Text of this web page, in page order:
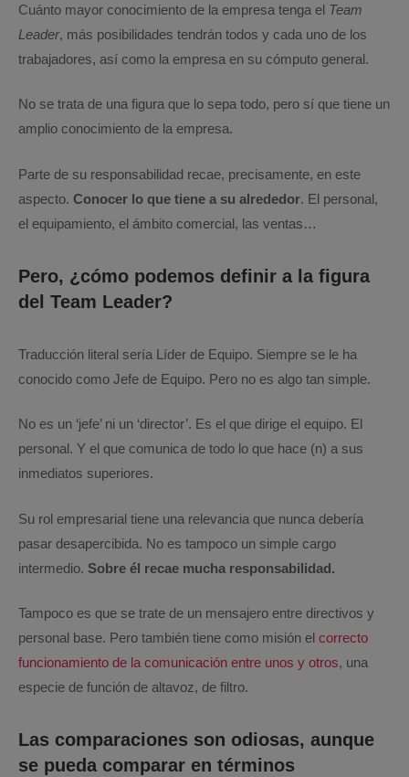
Cuánto mayor conocimiento de la empresa tenga el Team
Leader, más posibilidades tendrán todos y cada uno de los
trabajadores, así como la empresa en su cómputo general.
No se trata de una figura que lo sepa todo, pero sí que tiene un
amplio conocimiento de la empresa.
Parte de su responsabilidad recae, precisamente, en este
aspecto. Conocer lo que tiene a su alrededor. El personal,
el equipamiento, el ámbito comercial, las ventas…
Pero, ¿cómo podemos definir a la figura
del Team Leader?
Traducción literal sería Líder de Equipo. Siempre se le ha
conocido como Jefe de Equipo. Pero no es algo tan simple.
No es un ‘jefe’ ni un ‘director’. Es el que dirige el equipo. El
personal. Y el que comunica de todo lo que hace (n) a sus
inmediatos superiores.
Su rol empresarial tiene una relevancia que nunca debería
pasar desapercibida. No es tampoco un simple cargo
intermedio. Sobre él recae mucha responsabilidad.
Tampoco es que se trate de un mensajero entre directivos y
personal base. Pero también tiene como misión el correcto
funcionamiento de la comunicación entre unos y otros, una
especie de función de altavoz, de filtro.
Las comparaciones son odiosas, aunque
se pueda comparar en términos